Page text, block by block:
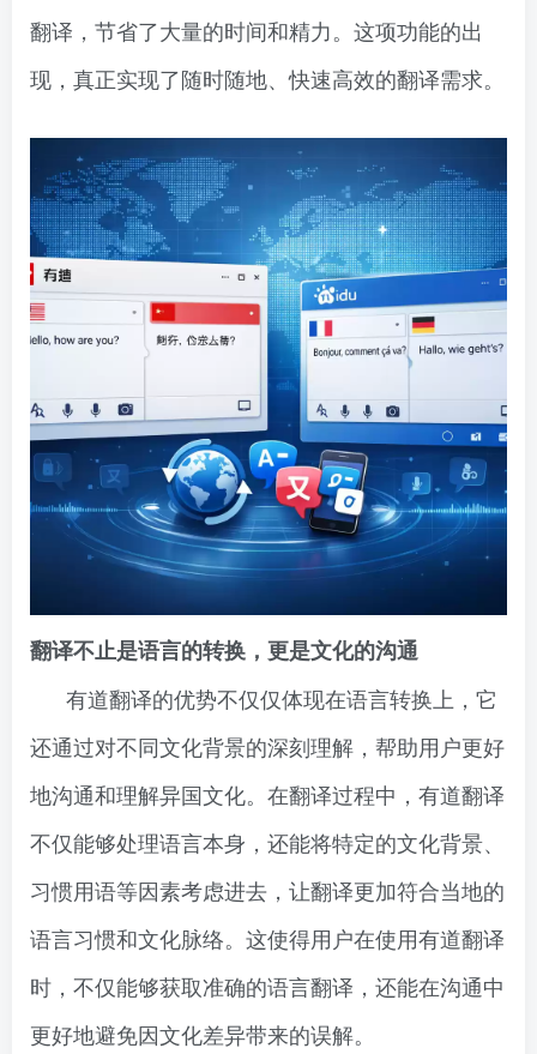
翻译，节省了大量的时间和精力。这项功能的出
现，真正实现了随时随地、快速高效的翻译需求。
翻译不止是语言的转换，更是文化的沟通
有道翻译的优势不仅仅体现在语言转换上，它
还通过对不同文化背景的深刻理解，帮助用户更好
地沟通和理解异国文化。在翻译过程中，有道翻译
不仅能够处理语言本身，还能将特定的文化背景、
习惯用语等因素考虑进去，让翻译更加符合当地的
语言习惯和文化脉络。这使得用户在使用有道翻译
时，不仅能够获取准确的语言翻译，还能在沟通中
更好地避免因文化差异带来的误解。